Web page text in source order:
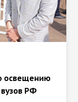
освещению
РФ